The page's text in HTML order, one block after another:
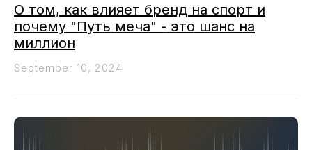
О том, как влияет бренд на спорт и
почему "Путь меча" - это шанс на
миллион
September 10, 2024